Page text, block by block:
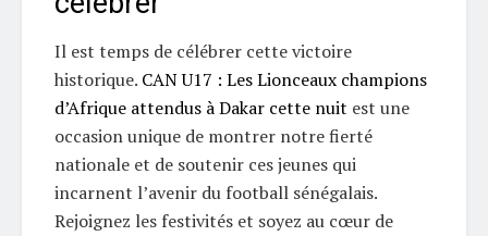
Il est temps de célébrer cette victoire
historique. CAN U17 : Les Lionceaux champions
d’Afrique attendus à Dakar cette nuit est une
occasion unique de montrer notre fierté
nationale et de soutenir ces jeunes qui
incarnent l’avenir du football sénégalais.
Rejoignez les festivités et soyez au cœur de